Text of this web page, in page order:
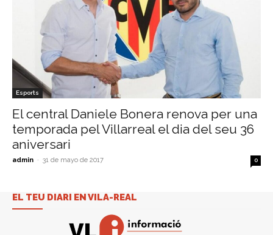
Esports
El central Daniele Bonera renova per una
temporada pel Villarreal el dia del seu 36
aniversari
admin - 31 de mayo de 2017 0
EL TEU DIARI EN VILA-REAL